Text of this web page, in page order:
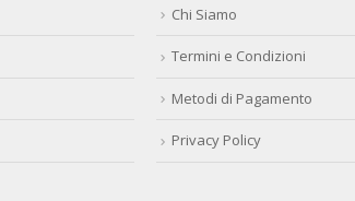
Chi Siamo
Termini e Condizioni
Metodi di Pagamento
Privacy Policy